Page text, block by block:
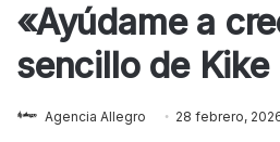
«Ayúdame a
sencillo de Kike
Agencia Allegro 28 febrero,